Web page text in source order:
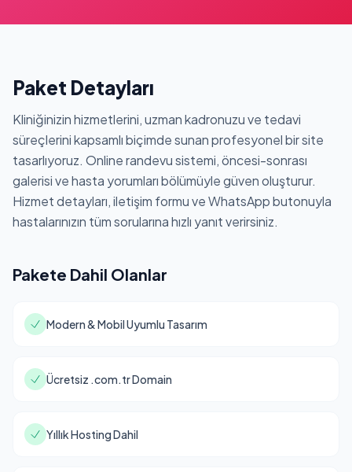
Paket Detayları
Kliniğinizin hizmetlerini, uzman kadronuzu ve tedavi
süreçlerini kapsamlı biçimde sunan profesyonel bir site
tasarlıyoruz. Online randevu sistemi, öncesi-sonrası
galerisi ve hasta yorumları bölümüyle güven oluşturur.
Hizmet detayları, iletişim formu ve WhatsApp butonuyla
hastalarınızın tüm sorularına hızlı yanıt verirsiniz.
Pakete Dahil Olanlar
Modern & Mobil Uyumlu Tasarım
Ücretsiz .com.tr Domain
Yıllık Hosting Dahil